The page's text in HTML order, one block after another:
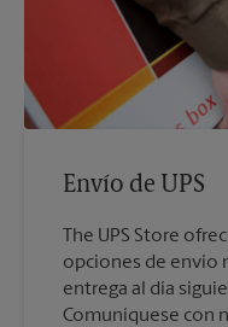
Envío de UPS
The UPS Store
opciones de envío
entrega al día
Comuníquese con